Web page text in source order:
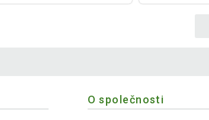
O společnosti